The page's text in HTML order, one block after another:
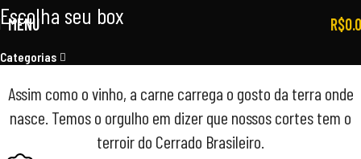
MENU R$
Escolha seu box
Categorias
Assim como o vinho, a carne carrega o gosto da terra onde
nasce. Temos o orgulho em dizer que nossos cortes tem o
terroir do Cerrado Brasileiro.